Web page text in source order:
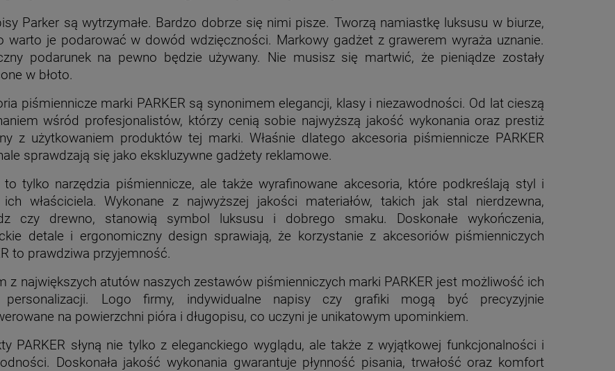
Parker są wytrzymałe. Bardzo dobrze się nimi pisze. Tworzą namiastkę luksusu w biurze,
warto je podarować w dowód wdzięczności. Markowy gadżet z grawerem wyraża uznanie.
podarunek na pewno będzie używany. Nie musisz się martwić, że pieniądze zostały
w błoto.
piśmiennicze marki PARKER są synonimem elegancji, klasy i niezawodności. Od lat cieszą
wśród profesjonalistów, którzy cenią sobie najwyższą jakość wykonania oraz prestiż
z użytkowaniem produktów tej marki. Właśnie dlatego akcesoria piśmiennicze PARKER
sprawdzają się jako ekskluzywne gadżety reklamowe.
to tylko narzędzia piśmiennicze, ale także wyrafinowane akcesoria, które podkreślają styl i
właściciela. Wykonane z najwyższej jakości materiałów, takich jak stal nierdzewna,
czy drewno, stanowią symbol luksusu i dobrego smaku. Doskonałe wykończenia,
detale i ergonomiczny design sprawiają, że korzystanie z akcesoriów piśmienniczych
to prawdziwa przyjemność.
z największych atutów naszych zestawów piśmienniczych marki PARKER jest możliwość ich
personalizacji. Logo firmy, indywidualne napisy czy grafiki mogą być precyzyjnie
na powierzchni pióra i długopisu, co uczyni je unikatowym upominkiem.
PARKER słyną nie tylko z eleganckiego wyglądu, ale także z wyjątkowej funkcjonalności i
Doskonała jakość wykonania gwarantuje płynność pisania, trwałość oraz komfort